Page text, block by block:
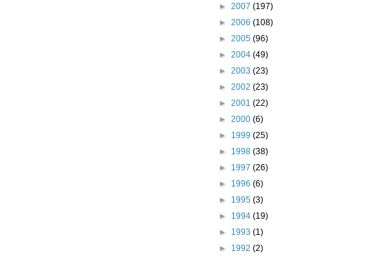
► 2007 (197)
► 2006 (108)
► 2005 (96)
► 2004 (49)
► 2003 (23)
► 2002 (23)
► 2001 (22)
► 2000 (6)
► 1999 (25)
► 1998 (38)
► 1997 (26)
► 1996 (6)
► 1995 (3)
► 1994 (19)
► 1993 (1)
► 1992 (2)